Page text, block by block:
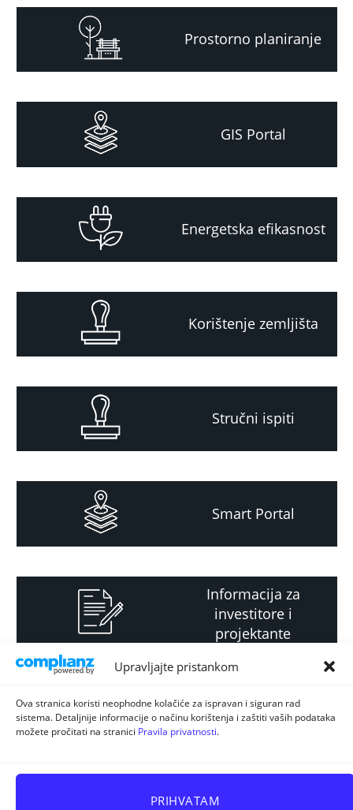
Upravljajte pristankom
Ova stranica koristi neophodne kolačiće za ispravan i siguran rad
sistema. Detaljnije informacije o načinu korištenja i zaštiti vaših podataka
možete pročitati na stranici Pravila privatnosti.
PRIHVATAM
Prostorno planiranje
GIS Portal
Energetska efikasnost
Korištenje zemljišta
Stručni ispiti
Smart Portal
Informacija za
investitore i
projektante
Strateški i planski
dokument